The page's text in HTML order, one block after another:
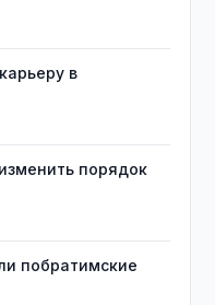
в
порядок
побратимские